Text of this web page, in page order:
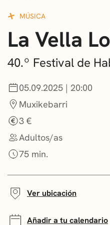
CONVOCATORIAS
NOTICIAS
GETXO KULTURA
ASOCIACIONES
MÚSICA
La Vella
40.º Festival de
05.09.2025 | 20:00
Muxikebarri
3 €
Adultos/as
75 min.
Ver ubicación
Añadir a tu calendario